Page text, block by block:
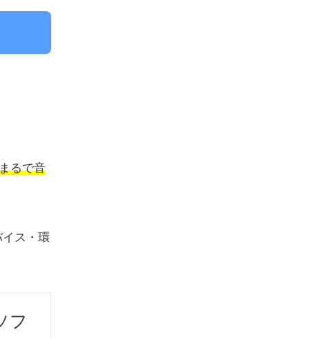
るで音
ス・環
フ